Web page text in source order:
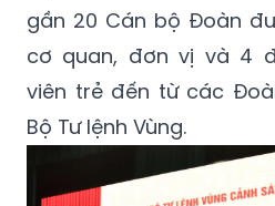
gần 20 Cán bộ Đoàn
cơ quan, đơn vị và 4
viên trẻ đến từ các
Bộ Tư lệnh Vùng.